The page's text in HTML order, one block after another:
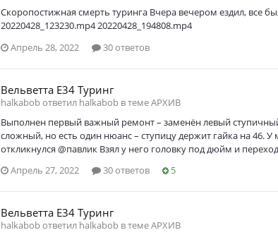
Скоропостижная смерть туринга Вчера вечером ездил, все
20220428_123230.mp4 20220428_194808.mp4
Апрель 28, 2022
30 ответов
Вельветта Е34 Туринг
halkabob ответил halkabob в темеАРХИВ
Выполнен первый важный ремонт – заменён левый
сложный, но есть один нюанс – ступицу держит гайка на 46.
откликнулся @павлик Взял у него головку под дюйм и
Апрель 27, 2022
30 ответов 5
Вельветта Е34 Туринг
halkabob ответил halkabob в темеАРХИВ